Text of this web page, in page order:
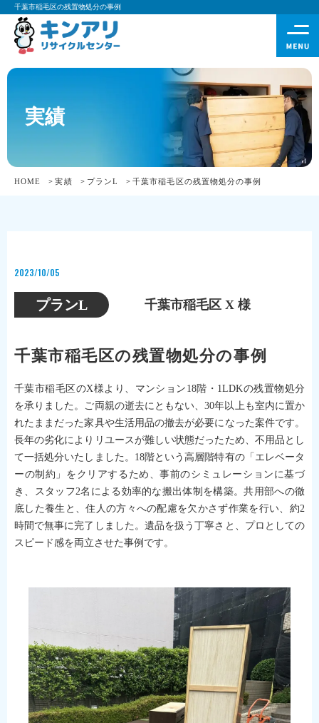
千葉市稲毛区の残置物処分の事例
実績
HOME 実績 プランL 千葉市稲毛区の残置物処分の事例
2023/10/05
プランL 千葉市稲毛区 X 様
千葉市稲毛区の残置物処分の事例
千葉市稲毛区のX様より、マンション18階・1LDKの残置物処分
を承りました。ご両親の逝去にともない、30年以上も室内に置か
れたままだった家具や生活用品の撤去が必要になった案件です。
長年の劣化によりリユースが難しい状態だったため、不用品とし
て一括処分いたしました。18階という高層階特有の「エレベータ
ーの制約」をクリアするため、事前のシミュレーションに基づ
き、スタッフ2名による効率的な搬出体制を構築。共用部への徹
底した養生と、住人の方々への配慮を欠かさず作業を行い、約2
時間で無事に完了しました。遺品を扱う丁寧さと、プロとしての
スピード感を両立させた事例です。